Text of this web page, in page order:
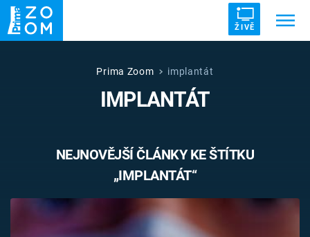
ŽIVĚ
UFO DRUHÁ SVĚTOVÁ VÁLKA
VETŘELCI DÁVNOVĚKU
Témata
Prima Zoom implantát
IMPLANTÁT
NEJNOVĚJŠÍ ČLÁNKY KE ŠTÍTKU
„IMPLANTÁT“